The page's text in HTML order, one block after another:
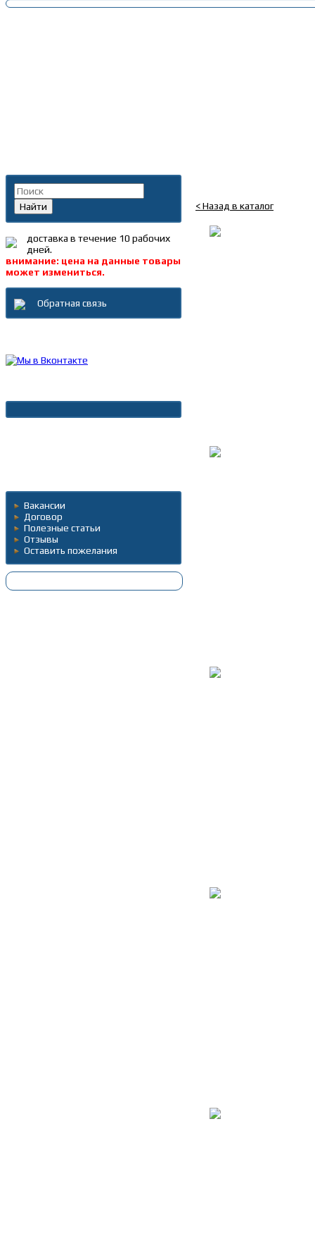
< Назад в каталог
Найти
доставка в течение 10 рабочих
дней.
внимание: цена на данные товары
может измениться.
Обратная связь
Вакансии
Договор
Полезные статьи
Отзывы
Оставить пожелания